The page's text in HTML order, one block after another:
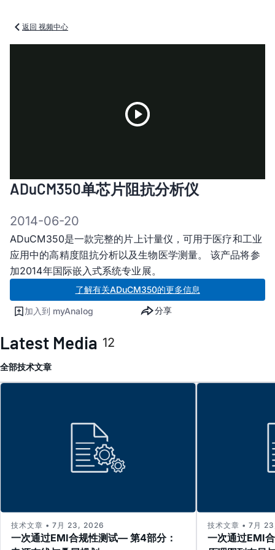
返回 视频中心
Video
ADuCM350单芯片阻抗分析仪
2014-06-20
ADuCM350是一款完整的片上计量仪，可用于医疗和工业
应用中的高精度阻抗分析以及生物医学测量。 该产品将参
加2014年国际嵌入式系统专业展。
了解有关ADuCM350的更多信息
加入到 myAnalog 分享
Latest Media 12
全部技术文章
一次通过EMI合规性测试— 第4部分：
技术文章 • 7月 23, 2026
一次通过EMI
技术文章 • 7月